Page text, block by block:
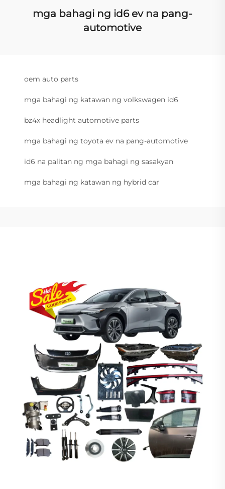
mga bahagi ng id6 ev na pang-
automotive
oem auto parts
mga bahagi ng katawan ng volkswagen id6
bz4x headlight automotive parts
mga bahagi ng toyota ev na pang-automotive
id6 na palitan ng mga bahagi ng sasakyan
mga bahagi ng katawan ng hybrid car